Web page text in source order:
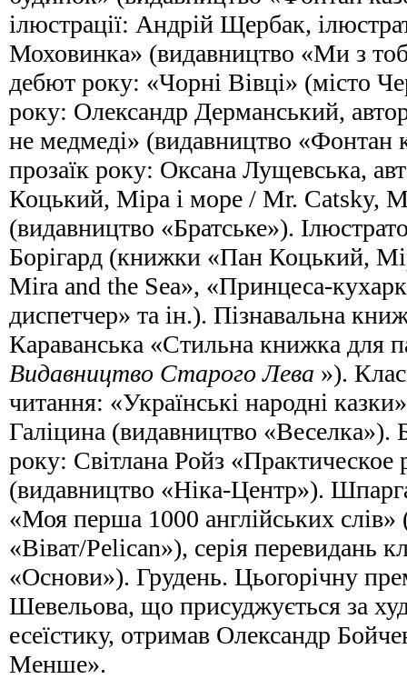
ілюстрації: Андрій Щербак,
Моховинка» (видавництво «Ми з
дебют року: «Чорні Вівці» (місто
року: Олександр Дерманський,
не медмеді» (видавництво «Фонтан
прозаїк року: Оксана Лущевська,
Коцький, Міра і море / Mr. Catsky,
(видавництво «Братське»).
Борігард (книжки «Пан Коцький,
Mira and the Sea», «Принцеса-
диспетчер» та ін.). Пізнавальна
Караванська «Стильна книжка для
Видавництво Старого Лева »).
читання: «Українські народні
Галіцина (видавництво «Веселка»).
року: Світлана Ройз «Практическое
(видавництво «Ніка-Центр»).
«Моя перша 1000 англійських слів»
«Віват/Pelican»), серія перевидань
«Основи»). Грудень. Цьогорічну
Шевельова, що присуджується за
есеїстику, отримав Олександр
Менше».